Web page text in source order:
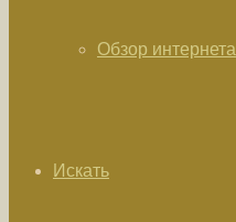
Обзор интернета
Искать